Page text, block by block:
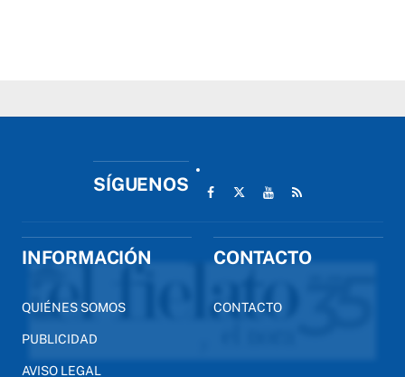
SÍGUENOS
INFORMACIÓN
QUIÉNES SOMOS
PUBLICIDAD
AVISO LEGAL
CONTACTO
CONTACTO